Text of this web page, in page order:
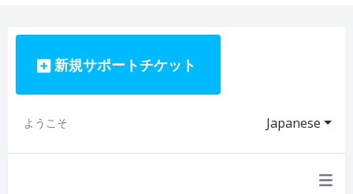
新規サポートチケット
Japanese
ようこそ